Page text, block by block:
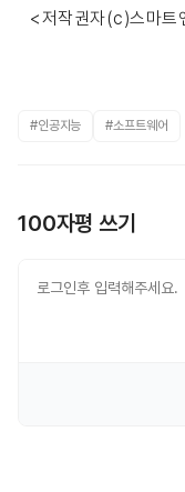
<저작권자(c)스마트
#인공지능 #소프트웨어
100자평 쓰기